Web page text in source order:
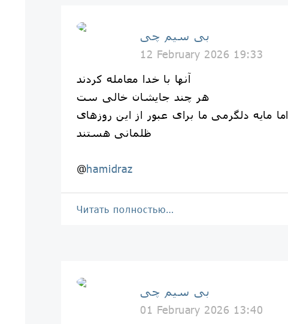
بی سیم چی
12 February 2026 19:33
آنها با خدا معامله کردند
هر چند جایشان خالی ست
اما مایه دلگرمی ما برای عبور از این روزهای
ظلمانی هستند
@hamidraz
Читать полностью…
بی سیم چی
01 February 2026 13:40